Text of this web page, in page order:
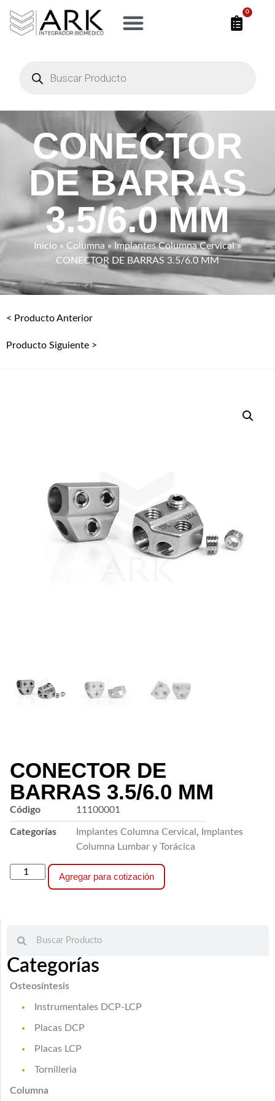
0
CONECTOR
DE BARRAS
3.5/6.0 MM
Inicio » Columna » Implantes Columna Cervical»
CONECTOR DE BARRAS 3.5/6.0 MM
< Producto Anterior
Producto Siguiente >
CONECTOR DE
BARRAS 3.5/6.0 MM
Código 11100001
Categorías Implantes Columna Cervical ,
Implantes
Columna Lumbar y Torácica
Agregar para cotización
Categorías
Osteosíntesis
Instrumentales DCP-LCP
Placas DCP
Placas LCP
Tornilleria
Columna